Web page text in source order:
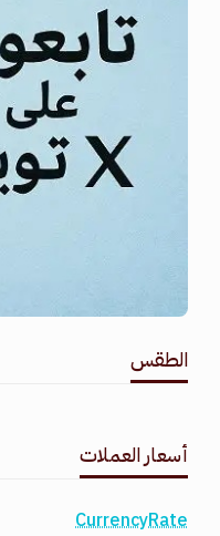
الطقس
أسعار العملات
CurrencyRate